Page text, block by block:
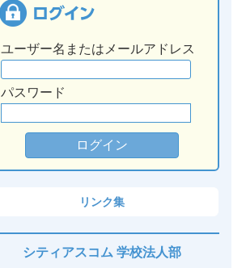
ユーザー名またはメールアドレス
パスワード
リンク集
シティアスコム 学校法人部